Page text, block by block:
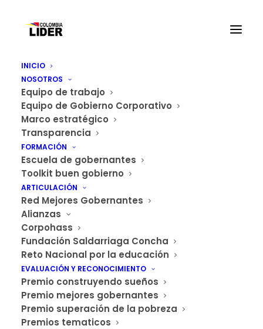
INICIO
NOSOTROS
Equipo de trabajo
Equipo de Gobierno Corporativo
Marco estratégico
Transparencia
FORMACIÓN
Escuela de gobernantes
Toolkit buen gobierno
ARTICULACIÓN
Red Mejores Gobernantes
Alianzas
Corpohass
Fundación Saldarriaga Concha
Reto Nacional por la educación
EVALUACIÓN Y RECONOCIMIENTO
Premio construyendo sueños
Premio mejores gobernantes
Premio superación de la pobreza
Premios tematicos
Construyendo Sueños
Home Archive by Category "Construyendo Sueños"